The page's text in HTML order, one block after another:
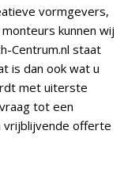
vormgevers,
kunnen wij
Centrum.nl staat
is dan ook wat u
met uiterste
tot een
vrijblijvende offerte